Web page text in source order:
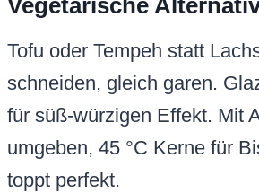
Vegetarische
Tofu oder Tempeh statt
schneiden, gleich garen.
für süß-würzigen Effekt. Mit
umgeben, 45 °C Kerne für
toppt perfekt.